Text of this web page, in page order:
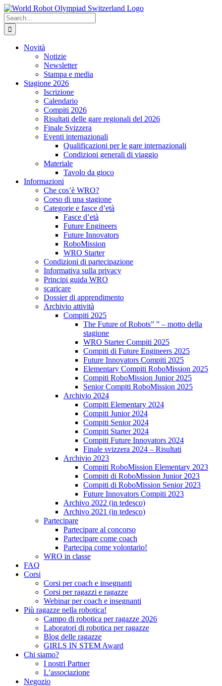
Skip
to
content
Search
for:
Novità
Notizie
Newsletter
Stampa e media
Stagione 2026
Iscrizione
Calendario
Compiti 2026
Risultati delle gare regionali del 2026
Finale Svizzera
Eventi internazionali
Qualificazioni per le gare internazionali
Condizioni generali di viaggio
Materiale
Tavolo da gioco
Informazioni
Che cos’è WRO?
Corso di una stagione
Categorie e fasce d’età
Fasce d’età
Future Engineers
Future Innovators
RoboMission
WRO Starter
Condizioni di partecipazione
Informativa sulla privacy
Principi guida WRO
scaricare
Dossier di apprendimento
Archivio attività
Compiti 2025
The Future of Robots” ” – motto della
stagione
WRO Starter Compiti 2025
Compiti di Future Engineers 2025
Future Innovators Compiti 2025
Elementary Compiti RoboMission 2025
Compiti RoboMission Junior 2025
Senior Compiti RoboMission 2025
Archivio 2024
Compiti Elementary 2024
Compiti Junior 2024
Compiti Senior 2024
Compiti Starter 2024
Compiti Future Innovators 2024
Finale svizzera 2024 – Risultati
Archivio 2023
Compiti RoboMission Elementary 2023
Compiti di RoboMission Junior 2023
Compiti di RoboMission Senior 2023
Future Innovators Compiti 2023
Archivo 2022 (in tedesco)
Archivo 2021 (in tedesco)
Partecipare
Partecipare al concorso
Partecipare come coach
Partecipa come volontario!
WRO in classe
FAQ
Corsi
Corsi per coach e insegnanti
Corsi per ragazzi e ragazze
Webinar per coach e insegnanti
Più ragazze nella robotica!
Campo di robotica per ragazze 2026
Laboratori di robotica per ragazze
Blog delle ragazze
GIRLS IN STEM Award
Chi siamo?
I nostri Partner
L’associazione
Negozio